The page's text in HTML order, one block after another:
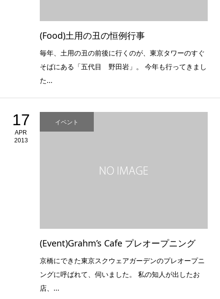
(Food)土用の丑の恒例行事
毎年、土用の丑の前後に行くのが、東京タワーのすぐ
そばにある「五代目 野田岩」。 今年も行ってきまし
た...
17
APR
2013
イベント
(Event)Grahm’s Cafe プレオープニング
京橋にできた東京スクウェアガーデンのプレオープニ
ングに呼ばれて、伺いました。 私の知人が出したお
店、...